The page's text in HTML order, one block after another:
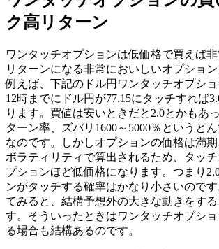
ク高リターン
ワンタッチオプションは低価格で買えば
リターンになる非常においしいオプション
例えば、下記のドル円ワンタッチオプシ
12時までにドル円が77.15にタッチすれば
ります。買値は安いときだと2.0とかもあ
ターン率、ズバリ1600～5000％というと
なのです。しかしオプションの価格は満
ボラティリティで算出されるため、タッ
プションほど低価格になります。つまり
ンがタッチする確率はかなり小さいので
てみると、結構予想外の大きな動きをす
す。そういったときはワンタッチオプシ
る場合も結構あるのです。